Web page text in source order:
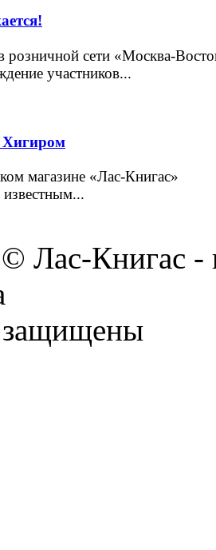
розничной сети «Москва-
участников...
Хигиром
магазине «Лас-Книгас»
известным...
Лас-Книгас
защищены